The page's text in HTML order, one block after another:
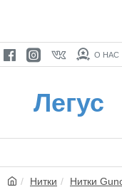
О НАС
Легус
Нитки Нитки